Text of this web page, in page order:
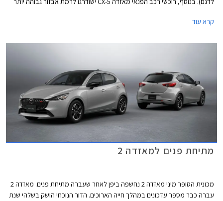
התצוגה של מאזדה ברחבי הארץ.
קרא עוד
מתיחת פנים למאזדה 2
מכונית הסופר מיני מאזדה 2 נחשפה ביפן לאחר שעברה מתיחת פנים. מאזדה 2
עברה כבר מספר עדכונים במהלך חייה הארוכים. הדור הנוכחי הושק בשלהי שנת